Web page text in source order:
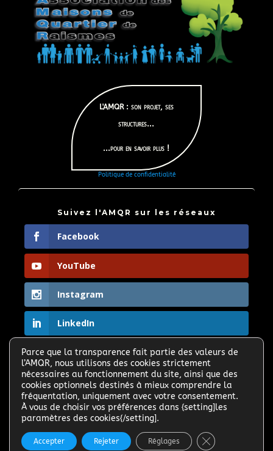
L'AMQR : son projet, ses
structures...
...pour en savoir plus !
Politique de confidentialité
Suivez l'AMQR sur les réseaux
Facebook
YouTube
Instagram
LinkedIn
Partagez le site et faites connaitre l'AMQR >
Parce que la transparence fait partie des valeurs de
l’AMQR, nous utilisons des cookies strictement
nécessaires au fonctionnement du site, ainsi que des
cookies optionnels destinés à mieux comprendre la
fréquentation, uniquement avec votre consentement.
À vous de choisir vos préférences dans {setting]les
paramètres des cookies{/setting].
Accepter Rejeter Réglages Fermer la